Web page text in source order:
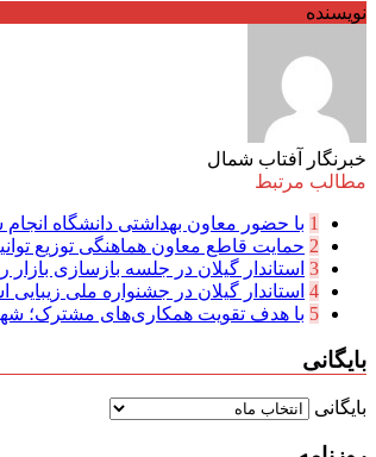
نویسنده
خبرنگار آفتاب شمال
مطالب مرتبط
1 با حضور معاون بهداشتی دانشگاه انجام
2 حمایت قاطع معاون هماهنگی توزیع
3 استاندار گیلان در جلسه بازسازی
4 استاندار گیلان در جشنواره ملی
5 با هدف تقویت همکاری‌های مشترک؛
بایگانی
بایگانی